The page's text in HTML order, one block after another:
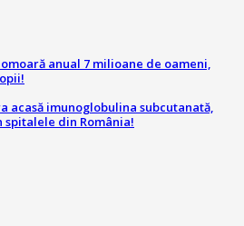
anual 7 milioane de oameni,
acasă imunoglobulina subcutanată,
din România!